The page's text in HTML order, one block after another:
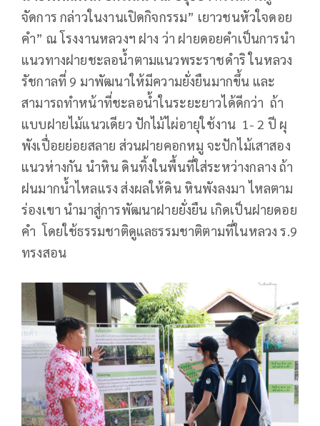
จัดการ กล่าวในงานเปิดกิจกรรม” เยาวชนหัวใจดอย
คำ” ณ โรงงานหลวงฯ ฝาง ว่า ฝายดอยคำเป็นการนำ
แนวทางฝายชะลอน้ำตามแนวพระราชดำริ ในหลวง
รัชกาลที่ 9 มาพัฒนาให้มีความยั่งยืนมากขึ้น และ
สามารถทำหน้าที่ชะลอน้ำในระยะยาวได้ดีกว่า ถ้า
แบบฝายไม้แนวเดียว ปักไม้ไผ่อายุใช้งาน 1- 2 ปี ผุ
พังเปื่อยย่อยสลาย ส่วนฝายคอกหมู จะปักไม้เสาสอง
แนวห่างกัน นำหิน ดินทิ้งในพื้นที่ใส่ระหว่างกลาง ถ้า
ฝนมากน้ำไหลแรง ส่งผลให้ดิน หินพังลงมา ไหลตาม
ร่องเขา นำมาสู่การพัฒนาฝายยั่งยืน เกิดเป็นฝายดอย
คำ โดยใช้ธรรมชาติดูแลธรรมชาติตามที่ในหลวง ร.9
ทรงสอน